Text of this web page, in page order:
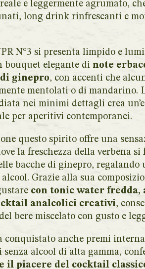
e leggermente agrumato,
long drink rinfrescanti e
N°3 si presenta limpido e
bouquet elegante di note
ginepro, con accenti che
mentolati o di mandarino.
nei minimi dettagli crea
per aperitivi contemporanei.
questo spirito offre una
la freschezza della verbena
bacche di ginepro,
alcool. Grazie alla sua
con tonic water fredda,
analcolici creativi,
bere miscelato con gusto e
conquistato anche premi
alcool di alta gamma,
il piacere del cocktail